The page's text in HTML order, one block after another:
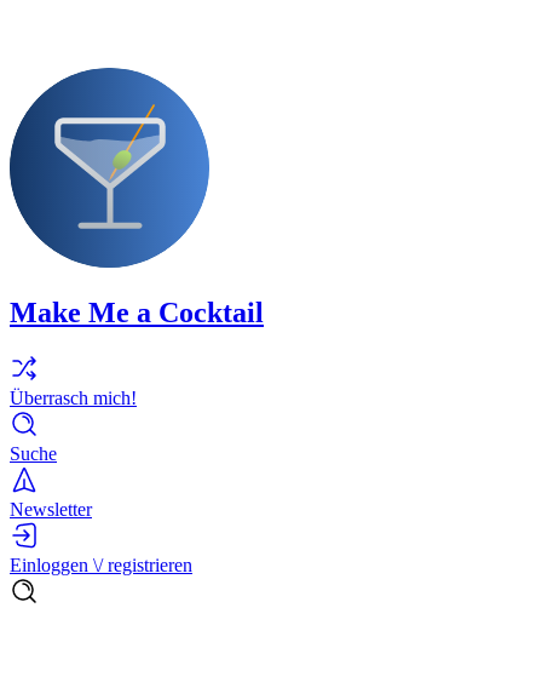
Make Me a Cocktail
Überrasch mich!
Suche
Newsletter
Einloggen \/ registrieren